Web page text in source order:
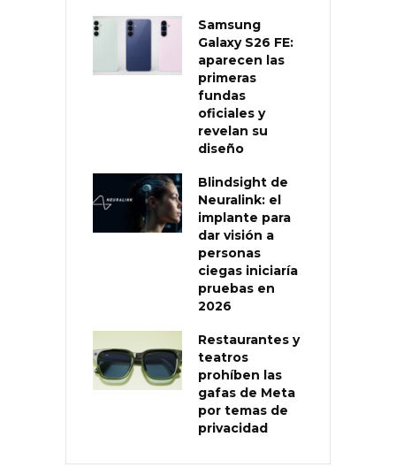
Samsung
Galaxy S26 FE:
aparecen las
primeras
fundas
oficiales y
revelan su
diseño
Blindsight de
Neuralink: el
implante para
dar visión a
personas
ciegas iniciaría
pruebas en
2026
Restaurantes y
teatros
prohíben las
gafas de Meta
por temas de
privacidad